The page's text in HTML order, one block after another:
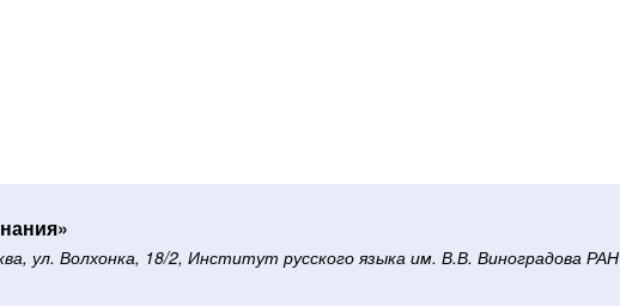
ул. Волхонка, 18/2, Институт русского языка им. В.В. Виноградова РАН